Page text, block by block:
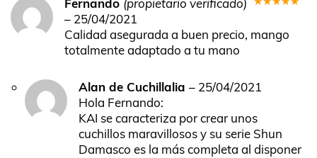
Fernando (propietario verificado)
– 25/04/2021
Calidad asegurada a buen precio, mango
totalmente adaptado a tu mano
Alan de Cuchillalia – 25/04/2021
Hola Fernando:
KAI se caracteriza por crear unos
cuchillos maravillosos y su serie Shun
Damasco es la más completa al disponer